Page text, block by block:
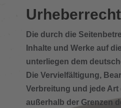
Urheberrecht
Die durch die
Inhalte und Werke auf
unterliegen dem
Die Vervielfältigung,
Verbreitung und jede Art
außerhalb der Grenzen